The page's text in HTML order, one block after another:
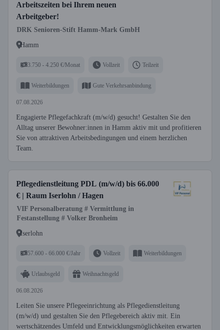
Arbeitszeiten bei Ihrem neuen
Arbeitgeber!
DRK Senioren-Stift Hamm-Mark GmbH
Hamm
3.750 - 4.250 €/Monat Vollzeit Teilzeit
Weiterbildungen Gute Verkehrsanbindung
07.08.2026
Engagierte Pflegefachkraft (m/w/d) gesucht! Gestalten Sie den
Alltag unserer Bewohner:innen in Hamm aktiv mit und profitieren
Sie von attraktiven Arbeitsbedingungen und einem herzlichen
Team.
Pflegedienstleitung PDL (m/w/d) bis 66.000
€ | Raum Iserlohn / Hagen
VIF Personalberatung # Vermittlung in
Festanstellung # Volker Bronheim
Iserlohn
57.600 - 66.000 €/Jahr Vollzeit Weiterbildungen
Urlaubsgeld Weihnachtsgeld
06.08.2026
Leiten Sie unsere Pflegeeinrichtung als Pflegedienstleitung
(m/w/d) und gestalten Sie den Pflegebereich aktiv mit. Ein
wertschätzendes Umfeld und Entwicklungsmöglichkeiten erwarten